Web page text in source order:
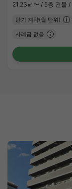
21.23㎡〜 / 5층 건물 /
단기 계약(월 단위)
사례금 없음